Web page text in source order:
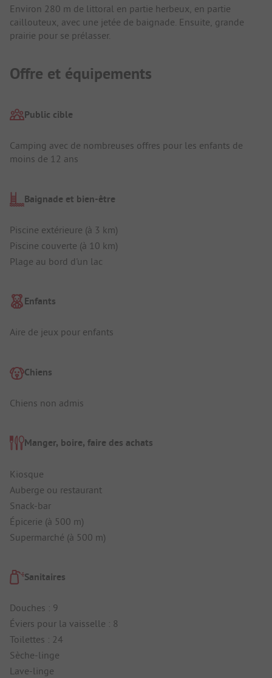
Environ 280 m de littoral en partie herbeux, en partie
caillouteux, avec une jetée de baignade. Ensuite, grande
prairie pour se prélasser.
Offre et équipements
Public cible
Camping avec de nombreuses offres pour les enfants de
moins de 12 ans
Baignade et bien-être
Piscine extérieure (à 3 km)
Piscine couverte (à 10 km)
Plage au bord d'un lac
Enfants
Aire de jeux pour enfants
Chiens
Chiens non admis
Manger, boire, faire des achats
Kiosque
Auberge ou restaurant
Snack-bar
Épicerie (à 500 m)
Supermarché (à 500 m)
Sanitaires
Douches : 9
Éviers pour la vaisselle : 8
Toilettes : 24
Sèche-linge
Lave-linge